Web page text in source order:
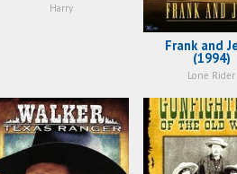
Harry
Frank and
(1994)
Lone Rider